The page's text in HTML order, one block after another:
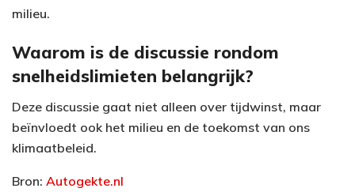
milieu.
Waarom is de discussie rondom
snelheidslimieten belangrijk?
Deze discussie gaat niet alleen over tijdwinst, maar
beïnvloedt ook het milieu en de toekomst van ons
klimaatbeleid.
Bron: Autogekte.nl